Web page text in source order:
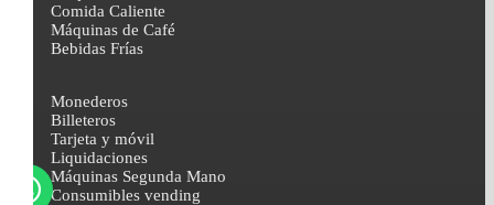
Comida Caliente
Máquinas de Café
Bebidas Frías
Monederos
Billeteros
Tarjeta y móvil
Liquidaciones
Máquinas Segunda Mano
Consumibles vending